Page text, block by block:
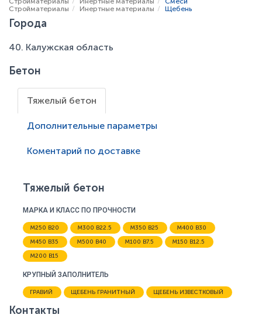
Стройматериалы
Инертные материалы Щебень
Города
40. Калужская область
Бетон
Тяжелый бетон
Дополнительные параметры
Коментарий по доставке
Тяжелый бетон
МАРКА И КЛАСС ПО ПРОЧНОСТИ
М250 В20 М300 В22.5 М350 В25
М400 В30
М450 В35
М500 В40 М100 В7.5
М150 В12.5
М200 В15
КРУПНЫЙ ЗАПОЛНИТЕЛЬ
ГРАВИЙ ЩЕБЕНЬ ГРАНИТНЫЙ ЩЕБЕНЬ ИЗВЕСТКОВЫЙ
Контакты